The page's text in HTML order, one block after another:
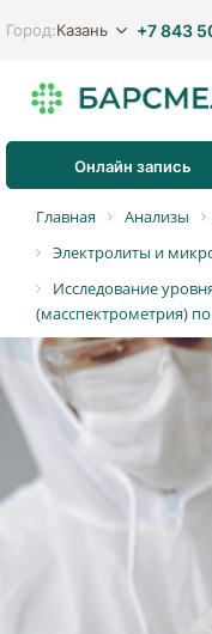
Город:Казань +7 843
Онлайн запись
Главная Анализы
Электролиты и
Исследование
(масспектрометрия)